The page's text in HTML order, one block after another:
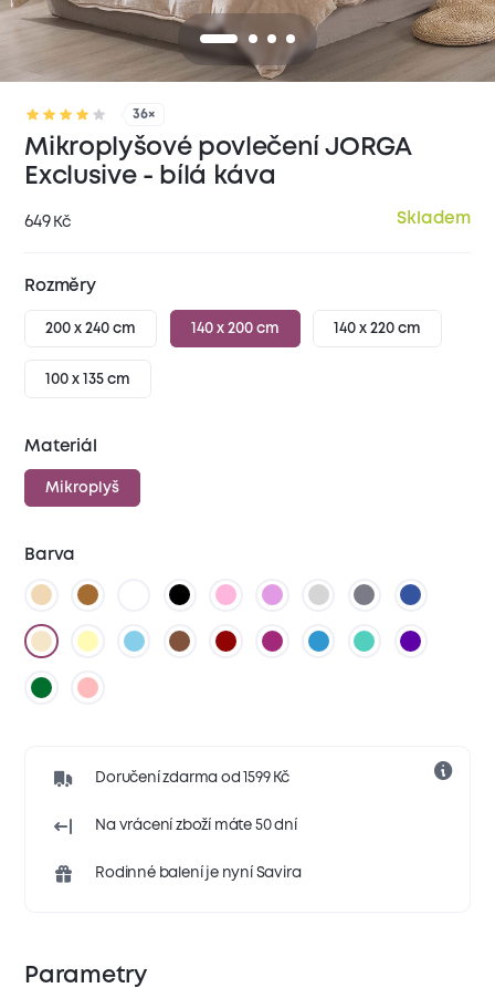
36×
Mikroplyšové povlečení JORGA
Exclusive - bílá káva
649 Kč Skladem
Rozměry
200 x 240 cm 140 x 200 cm 140 x 220 cm
100 x 135 cm
Materiál
Mikroplyš
Barva
Doručení zdarma od 1599 Kč
Na vrácení zboží máte 50 dní
Rodinné balení je nyní Savira
Parametry